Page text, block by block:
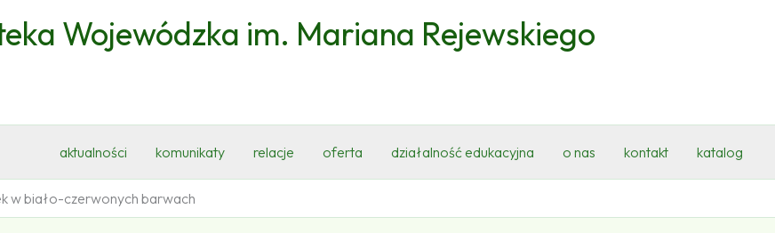
Wojewódzka im. Mariana Rejewskiego
aktualności komunikaty relacje oferta działalność edukacyjna o nas kontakt katalog
w biało-czerwonych barwach